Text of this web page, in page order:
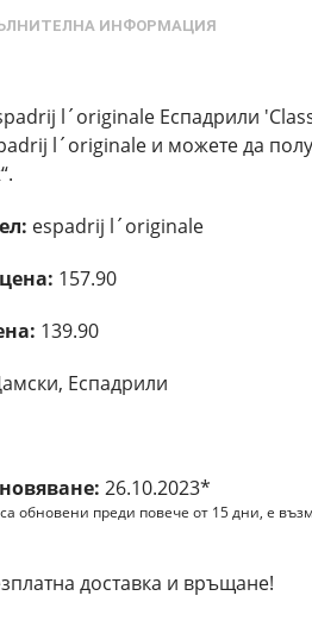
ИНФОРМАЦИЯ
l´originale Еспадрили
l´originale и можете да
espadrij l´originale
157.90
139.90
Еспадрили
26.10.2023*
обновени преди повече от 15 дни, е
доставка и връщане!